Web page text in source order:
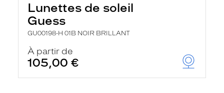
Lunettes de soleil
Guess
GU00198-H 01B NOIR BRILLANT
À partir de
105,00 €